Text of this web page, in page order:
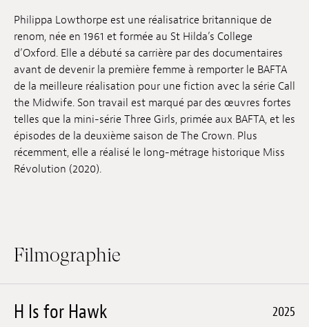
Emplois
Soumissions
Archives
Publications
Philippa Lowthorpe est une réalisatrice britannique de
renom, née en 1961 et formée au St Hilda’s College
d’Oxford. Elle a débuté sa carrière par des documentaires
avant de devenir la première femme à remporter le BAFTA
de la meilleure réalisation pour une fiction avec la série Call
the Midwife. Son travail est marqué par des œuvres fortes
telles que la mini-série Three Girls, primée aux BAFTA, et les
épisodes de la deuxième saison de The Crown. Plus
récemment, elle a réalisé le long-métrage historique Miss
Révolution (2020).
Filmographie
H Is for Hawk 2025